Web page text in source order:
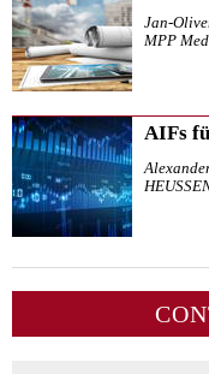
Jan-
MPP
AIFs